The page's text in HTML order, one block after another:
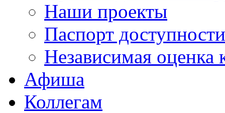
Наши проекты
Паспорт доступности
Независимая оценка
Афиша
Коллегам